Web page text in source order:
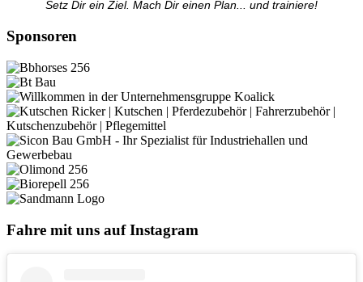
Setz Dir ein Ziel. Mach Dir einen Plan... und trainiere!
Sponsoren
Fahre mit uns auf Instagram